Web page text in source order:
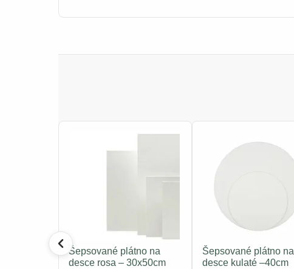
Šepsované plátno na
desce rosa – 30x50cm
Šepsované plátno na
desce kulaté –40cm